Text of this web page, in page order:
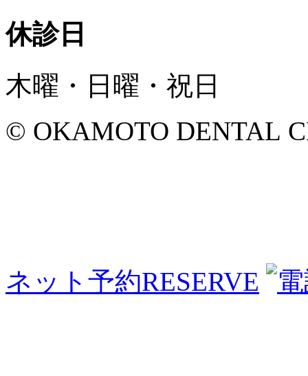
休診日
木曜・日曜・祝日
© OKAMOTO DENTAL
ネット予約RESERVE